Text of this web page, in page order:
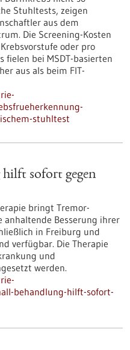
Stuhltests, zeigen
aus dem
Die Screening-Kosten
oder pro
bei MSDT-basierten
aus als beim FIT-
stuhltest
sofort gegen
bringt Tremor-
Besserung ihrer
in Freiburg und
verfügbar. Die Therapie
und
werden.
behandlung-hilft-sofort-